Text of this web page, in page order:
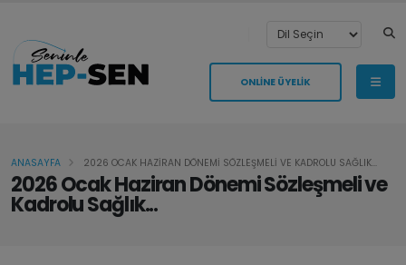
ONLİNE ÜYELİK
2026 Ocak Haziran Dönemi Sözleşmeli ve
Kadrolu Sağlık...
ANASAYFA 2026 OCAK HAZİRAN DÖNEMİ SÖZLEŞMELİ VE KADROLU SAĞLIK...